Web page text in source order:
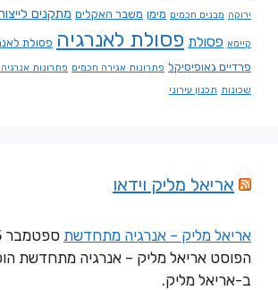
ירוקה מבנים חכמים מימן משבר האקלים מתקנים
קיימא פסולת פסולת לאנרגיה פסולת
פרדיים גאופיסיקל פתרונות אגירה חכמים פתרונות
שכונות תכנון עירוני
אריאל מליק וידאו
אריאל מליק – אנרגיה מתחדשת ספטמבר 15, 2022
הפוסט אריאל מליק – אנרגיה מתחדשת
ב-אריאל מליק.